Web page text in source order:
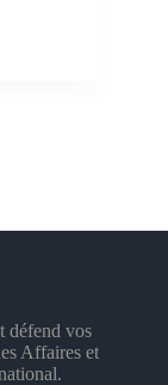
défend vos
Affaires et